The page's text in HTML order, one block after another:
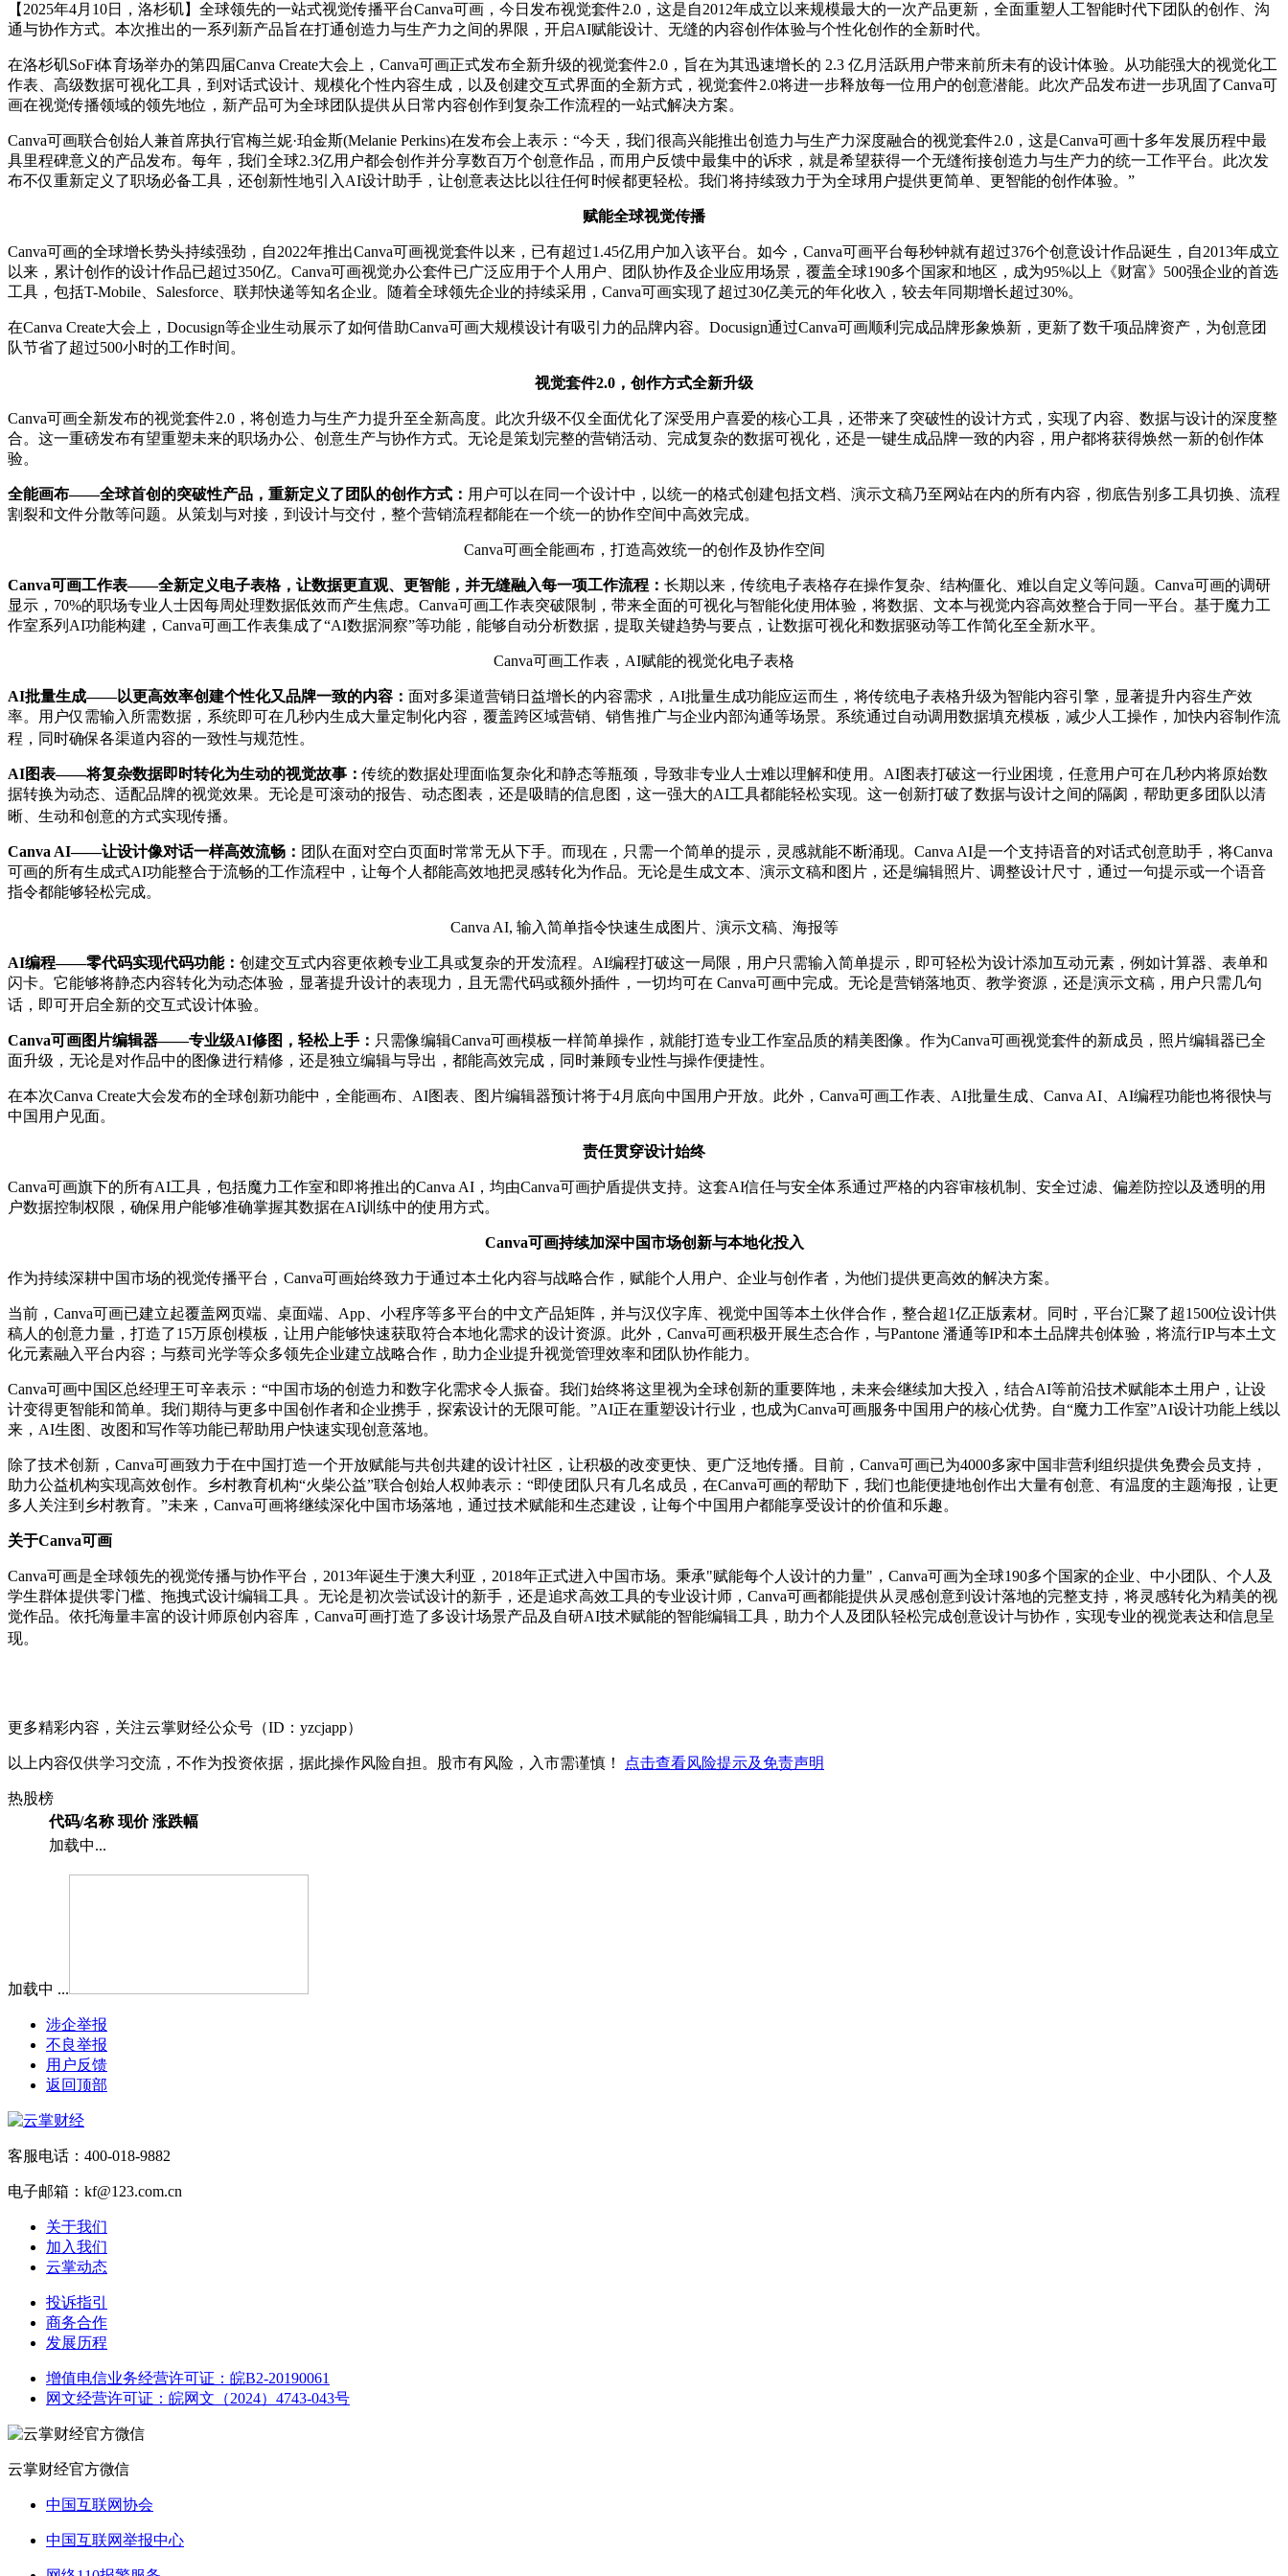
【2025年4月10日，洛杉矶】全球领先的一站式视觉传播平台Canva可画，今日发布视觉套件2.0，这是自2012年成立以来规模最大的一次产品更新，全面重塑人工智能时代下团队的创作、沟
通与协作方式。本次推出的一系列新产品旨在打通创造力与生产力之间的界限，开启AI赋能设计、无缝的内容创作体验与个性化创作的全新时代。
在洛杉矶SoFi体育场举办的第四届Canva Create大会上，Canva可画正式发布全新升级的视觉套件2.0，旨在为其迅速增长的 2.3 亿月活跃用户带来前所未有的设计体验。从功能强大的视觉化工
作表、高级数据可视化工具，到对话式设计、规模化个性内容生成，以及创建交互式界面的全新方式，视觉套件2.0将进一步释放每一位用户的创意潜能。此次产品发布进一步巩固了Canva可
画在视觉传播领域的领先地位，新产品可为全球团队提供从日常内容创作到复杂工作流程的一站式解决方案。
Canva可画联合创始人兼首席执行官梅兰妮·珀金斯(Melanie Perkins)在发布会上表示：“今天，我们很高兴能推出创造力与生产力深度融合的视觉套件2.0，这是Canva可画十多年发展历程中最
具里程碑意义的产品发布。每年，我们全球2.3亿用户都会创作并分享数百万个创意作品，而用户反馈中最集中的诉求，就是希望获得一个无缝衔接创造力与生产力的统一工作平台。此次发
布不仅重新定义了职场必备工具，还创新性地引入AI设计助手，让创意表达比以往任何时候都更轻松。我们将持续致力于为全球用户提供更简单、更智能的创作体验。”
赋能全球视觉传播
Canva可画的全球增长势头持续强劲，自2022年推出Canva可画视觉套件以来，已有超过1.45亿用户加入该平台。如今，Canva可画平台每秒钟就有超过376个创意设计作品诞生，自2013年成立
以来，累计创作的设计作品已超过350亿。Canva可画视觉办公套件已广泛应用于个人用户、团队协作及企业应用场景，覆盖全球190多个国家和地区，成为95%以上《财富》500强企业的首选
工具，包括T-Mobile、Salesforce、联邦快递等知名企业。随着全球领先企业的持续采用，Canva可画实现了超过30亿美元的年化收入，较去年同期增长超过30%。
在Canva Create大会上，Docusign等企业生动展示了如何借助Canva可画大规模设计有吸引力的品牌内容。Docusign通过Canva可画顺利完成品牌形象焕新，更新了数千项品牌资产，为创意团
队节省了超过500小时的工作时间。
视觉套件2.0，创作方式全新升级
Canva可画全新发布的视觉套件2.0，将创造力与生产力提升至全新高度。此次升级不仅全面优化了深受用户喜爱的核心工具，还带来了突破性的设计方式，实现了内容、数据与设计的深度整
合。这一重磅发布有望重塑未来的职场办公、创意生产与协作方式。无论是策划完整的营销活动、完成复杂的数据可视化，还是一键生成品牌一致的内容，用户都将获得焕然一新的创作体
验。
全能画布——全球首创的突破性产品，重新定义了团队的创作方式： 用户可以在同一个设计中，以统一的格式创建包括文档、演示文稿乃至网站在内的所有内容，彻底告别多工具切换、流程
割裂和文件分散等问题。从策划与对接，到设计与交付，整个营销流程都能在一个统一的协作空间中高效完成。
Canva可画全能画布，打造高效统一的创作及协作空间
Canva可画工作表——全新定义电子表格，让数据更直观、更智能，并无缝融入每一项工作流程： 长期以来，传统电子表格存在操作复杂、结构僵化、难以自定义等问题。Canva可画的调研
显示，70%的职场专业人士因每周处理数据低效而产生焦虑。Canva可画工作表突破限制，带来全面的可视化与智能化使用体验，将数据、文本与视觉内容高效整合于同一平台。基于魔力工
作室系列AI功能构建，Canva可画工作表集成了“AI数据洞察”等功能，能够自动分析数据，提取关键趋势与要点，让数据可视化和数据驱动等工作简化至全新水平。
Canva可画工作表，AI赋能的视觉化电子表格
AI批量生成——以更高效率创建个性化又品牌一致的内容： 面对多渠道营销日益增长的内容需求，AI批量生成功能应运而生，将传统电子表格升级为智能内容引擎，显著提升内容生产效
率。用户仅需输入所需数据，系统即可在几秒内生成大量定制化内容，覆盖跨区域营销、销售推广与企业内部沟通等场景。系统通过自动调用数据填充模板，减少人工操作，加快内容制作流
程，同时确保各渠道内容的一致性与规范性。
AI图表——将复杂数据即时转化为生动的视觉故事：传统的数据处理面临复杂化和静态等瓶颈，导致非专业人士难以理解和使用。AI图表打破这一行业困境，任意用户可在几秒内将原始数
据转换为动态、适配品牌的视觉效果。无论是可滚动的报告、动态图表，还是吸睛的信息图，这一强大的AI工具都能轻松实现。这一创新打破了数据与设计之间的隔阂，帮助更多团队以清
晰、生动和创意的方式实现传播。
Canva AI——让设计像对话一样高效流畅： 团队在面对空白页面时常常无从下手。而现在，只需一个简单的提示，灵感就能不断涌现。Canva AI是一个支持语音的对话式创意助手，将Canva
可画的所有生成式AI功能整合于流畅的工作流程中，让每个人都能高效地把灵感转化为作品。无论是生成文本、演示文稿和图片，还是编辑照片、调整设计尺寸，通过一句提示或一个语音
指令都能够轻松完成。
Canva AI, 输入简单指令快速生成图片、演示文稿、海报等
AI编程——零代码实现代码功能： 创建交互式内容更依赖专业工具或复杂的开发流程。AI编程打破这一局限，用户只需输入简单提示，即可轻松为设计添加互动元素，例如计算器、表单和
闪卡。它能够将静态内容转化为动态体验，显著提升设计的表现力，且无需代码或额外插件，一切均可在 Canva可画中完成。无论是营销落地页、教学资源，还是演示文稿，用户只需几句
话，即可开启全新的交互式设计体验。
Canva可画图片编辑器——专业级AI修图，轻松上手： 只需像编辑Canva可画模板一样简单操作，就能打造专业工作室品质的精美图像。作为Canva可画视觉套件的新成员，照片编辑器已全
面升级，无论是对作品中的图像进行精修，还是独立编辑与导出，都能高效完成，同时兼顾专业性与操作便捷性。
在本次Canva Create大会发布的全球创新功能中，全能画布、AI图表、图片编辑器预计将于4月底向中国用户开放。此外，Canva可画工作表、AI批量生成、Canva AI、AI编程功能也将很快与
中国用户见面。
责任贯穿设计始终
Canva可画旗下的所有AI工具，包括魔力工作室和即将推出的Canva AI，均由Canva可画护盾提供支持。这套AI信任与安全体系通过严格的内容审核机制、安全过滤、偏差防控以及透明的用
户数据控制权限，确保用户能够准确掌握其数据在AI训练中的使用方式。
Canva可画持续加深中国市场创新与本地化投入
作为持续深耕中国市场的视觉传播平台，Canva可画始终致力于通过本土化内容与战略合作，赋能个人用户、企业与创作者，为他们提供更高效的解决方案。
当前，Canva可画已建立起覆盖网页端、桌面端、App、小程序等多平台的中文产品矩阵，并与汉仪字库、视觉中国等本土伙伴合作，整合超1亿正版素材。同时，平台汇聚了超1500位设计供
稿人的创意力量，打造了15万原创模板，让用户能够快速获取符合本地化需求的设计资源。此外，Canva可画积极开展生态合作，与Pantone 潘通等IP和本土品牌共创体验，将流行IP与本土文
化元素融入平台内容；与蔡司光学等众多领先企业建立战略合作，助力企业提升视觉管理效率和团队协作能力。
Canva可画中国区总经理王可辛表示：“中国市场的创造力和数字化需求令人振奋。我们始终将这里视为全球创新的重要阵地，未来会继续加大投入，结合AI等前沿技术赋能本土用户，让设
计变得更智能和简单。我们期待与更多中国创作者和企业携手，探索设计的无限可能。”AI正在重塑设计行业，也成为Canva可画服务中国用户的核心优势。自“魔力工作室”AI设计功能上线以
来，AI生图、改图和写作等功能已帮助用户快速实现创意落地。
除了技术创新，Canva可画致力于在中国打造一个开放赋能与共创共建的设计社区，让积极的改变更快、更广泛地传播。目前，Canva可画已为4000多家中国非营利组织提供免费会员支持，
助力公益机构实现高效创作。乡村教育机构“火柴公益”联合创始人权帅表示：“即使团队只有几名成员，在Canva可画的帮助下，我们也能便捷地创作出大量有创意、有温度的主题海报，让更
多人关注到乡村教育。”未来，Canva可画将继续深化中国市场落地，通过技术赋能和生态建设，让每个中国用户都能享受设计的价值和乐趣。
关于Canva可画
Canva可画是全球领先的视觉传播与协作平台，2013年诞生于澳大利亚，2018年正式进入中国市场。秉承"赋能每个人设计的力量"，Canva可画为全球190多个国家的企业、中小团队、个人及
学生群体提供零门槛、拖拽式设计编辑工具 。无论是初次尝试设计的新手，还是追求高效工具的专业设计师，Canva可画都能提供从灵感创意到设计落地的完整支持，将灵感转化为精美的视
觉作品。依托海量丰富的设计师原创内容库，Canva可画打造了多设计场景产品及自研AI技术赋能的智能编辑工具，助力个人及团队轻松完成创意设计与协作，实现专业的视觉表达和信息呈
现。
更多精彩内容，关注云掌财经公众号（ID：yzcjapp）
以上内容仅供学习交流，不作为投资依据，据此操作风险自担。股市有风险，入市需谨慎！ 点击查看风险提示及免责声明
热股榜
代码/名称 现价 涨跌幅
加载中...
加载中 ...
涉企举报
不良举报
用户反馈
返回顶部
客服电话：400-018-9882
电子邮箱：kf@123.com.cn
关于我们
加入我们
云掌动态
投诉指引
商务合作
发展历程
增值电信业务经营许可证：皖B2-20190061
网文经营许可证：皖网文（2024）4743-043号
云掌财经官方微信
中国互联网协会
中国互联网举报中心